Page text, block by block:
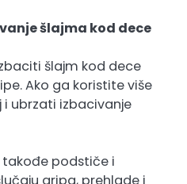
šlajma kod dece
šlajm kod dece
Ako ga koristite više
i ubrzati izbacivanje
takođe podstiče i
gripa, prehlade i